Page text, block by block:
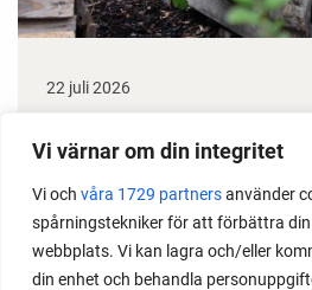
Vi värnar om din integritet
Vi och våra 1729 partnersanvänder
spårningstekniker för att förbättra din
webbplats. Vi kan lagra och/eller
din enhet och behandla
22 juli 2026
växter i en pallkrage
Perfekt om du vill odla mycket i